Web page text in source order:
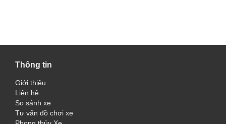
Thông tin
Giới thiệu
Liên hệ
So sánh xe
Tư vấn đồ chơi xe